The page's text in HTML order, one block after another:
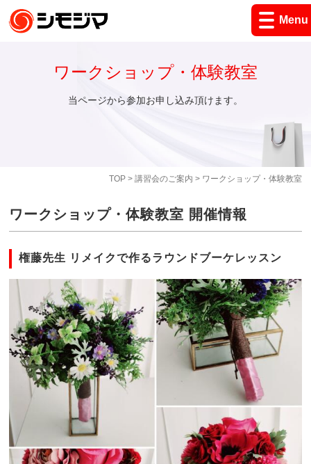
Menu
TOP> 講習会のご案内 > ワークショップ・体験教室
ワークショップ・体験教室
当ページから参加お申し込み頂けます。
ワークショップ・体験教室 開催情報
権藤先生 リメイクで作るラウンドブーケレッスン